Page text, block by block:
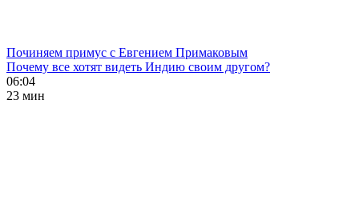
Починяем примус с Евгением Примаковым
Почему все хотят видеть Индию своим другом?
06:04
23 мин